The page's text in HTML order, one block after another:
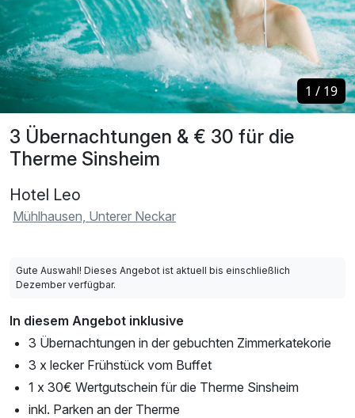
3 Übernachtungen & € 30 für die
Therme Sinsheim
Hotel Leo
Mühlhausen, Unterer Neckar
1 / 19
1 / 19
Gute Auswahl! Dieses Angebot ist aktuell bis einschließlich
Dezember verfügbar.
In diesem Angebot inklusive
3 Übernachtungen in der gebuchten Zimmerkatekorie
3 x lecker Frühstück vom Buffet
1 x 30€ Wertgutschein für die Therme Sinsheim
inkl. Parken an der Therme